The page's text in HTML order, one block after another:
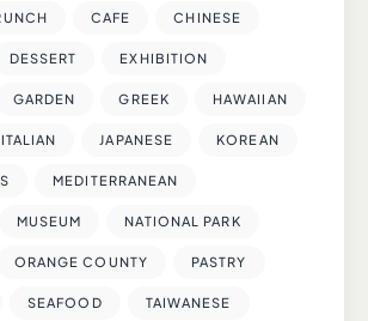
CAFE CHINESE
DESSERT EXHIBITION
GARDEN GREEK HAWAIIAN
ITALIAN JAPANESE KOREAN
MEDITERRANEAN
MUSEUM NATIONAL PARK
ORANGE COUNTY PASTRY
SEAFOOD TAIWANESE